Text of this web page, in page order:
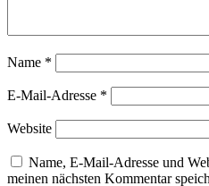
Name *
E-Mail-Adresse *
Website
Name, E-Mail-Adresse und
meinen nächsten Kommentar